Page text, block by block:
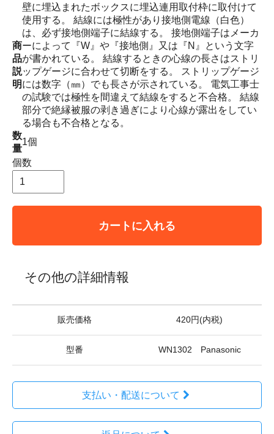
商
品
説
明
壁に埋込まれたボックスに埋込連用取付枠に取付けて
使用する。 結線には極性があり接地側電線（白色）
は、必ず接地側端子に結線する。 接地側端子はメーカ
ーによって『W』や『接地側』又は『N』という文字
が書かれている。 結線するときの心線の長さはストリ
ップゲージに合わせて切断をする。 ストリップゲージ
には数字（㎜）でも長さが示されている。 電気工事士
の試験では極性を間違えて結線をすると不合格。 結線
部分で絶縁被服の剥き過ぎにより心線が露出をしてい
る場合も不合格となる。
数
量
1個
個数
カートに入れる
その他の詳細情報
販売価格 420円(内税)
型番 WN1302 Panasonic
支払い・配送について